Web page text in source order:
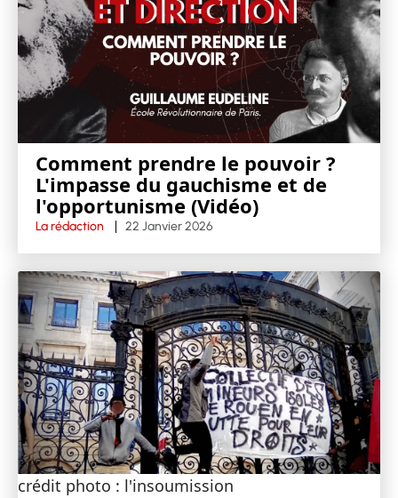
Comment prendre le pouvoir ?
L'impasse du gauchisme et de
l'opportunisme (Vidéo)
La rédaction 22 Janvier 2026
crédit photo : l'insoumission